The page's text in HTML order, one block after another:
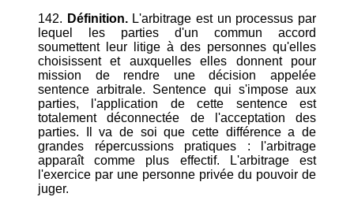
142. Définition. L'arbitrage est un processus par
lequel les parties d'un commun accord
soumettent leur litige à des personnes qu'elles
choisissent et auxquelles elles donnent pour
mission de rendre une décision appelée
sentence arbitrale. Sentence qui s'impose aux
parties, l'application de cette sentence est
totalement déconnectée de l'acceptation des
parties. Il va de soi que cette différence a de
grandes répercussions pratiques : l'arbitrage
apparaît comme plus effectif. L'arbitrage est
l'exercice par une personne privée du pouvoir de
juger.